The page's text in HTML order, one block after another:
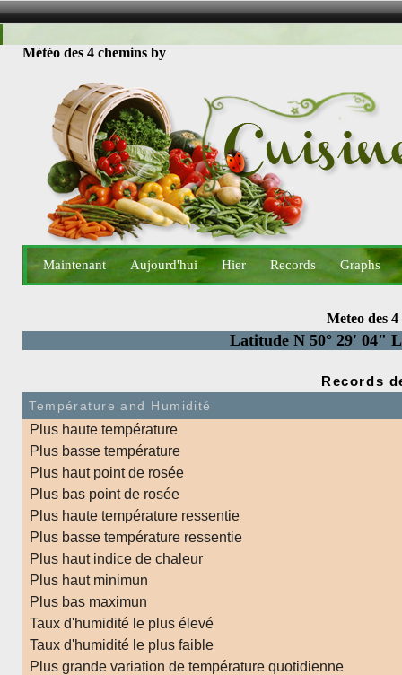
Météo des 4 chemins by
Maintenant Aujourd'hui Hier Records Graphs
Meteo des
Latitude N 50° 29' 04"
Records
Température and Humidité
Plus haute température
Plus basse température
Plus haut point de rosée
Plus bas point de rosée
Plus haute température ressentie
Plus basse température ressentie
Plus haut indice de chaleur
Plus haut minimun
Plus bas maximun
Taux d'humidité le plus élevé
Taux d'humidité le plus faible
Plus grande variation de température quotidienne